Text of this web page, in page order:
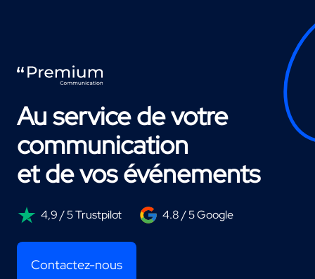
Au service de votre
communication
et de vos événements
4,9 / 5 Trustpilot 4.8 / 5 Google
Contactez-nous